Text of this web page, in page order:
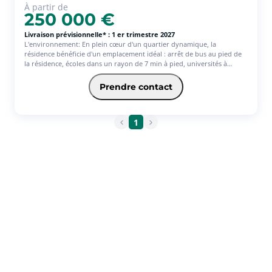
À partir de
250 000 €
Livraison prévisionnelle* : 1 er trimestre 2027
L'environnement: En plein cœur d'un quartier dynamique, la
résidence bénéficie d'un emplacement idéal : arrêt de bus au pied de
la résidence, écoles dans un rayon de 7 min à pied, universités à
moins de 6 min en voiture, supermarché et épicerie à 2 min à pied. Le
projet: Dans un cadre en plein renouveau, la résidence est composée
de 54 logements, T2 au T3, dont 24 sociaux, répartis sur deux
bâtiments de 4 et 5 étages.
Prendre contact
1